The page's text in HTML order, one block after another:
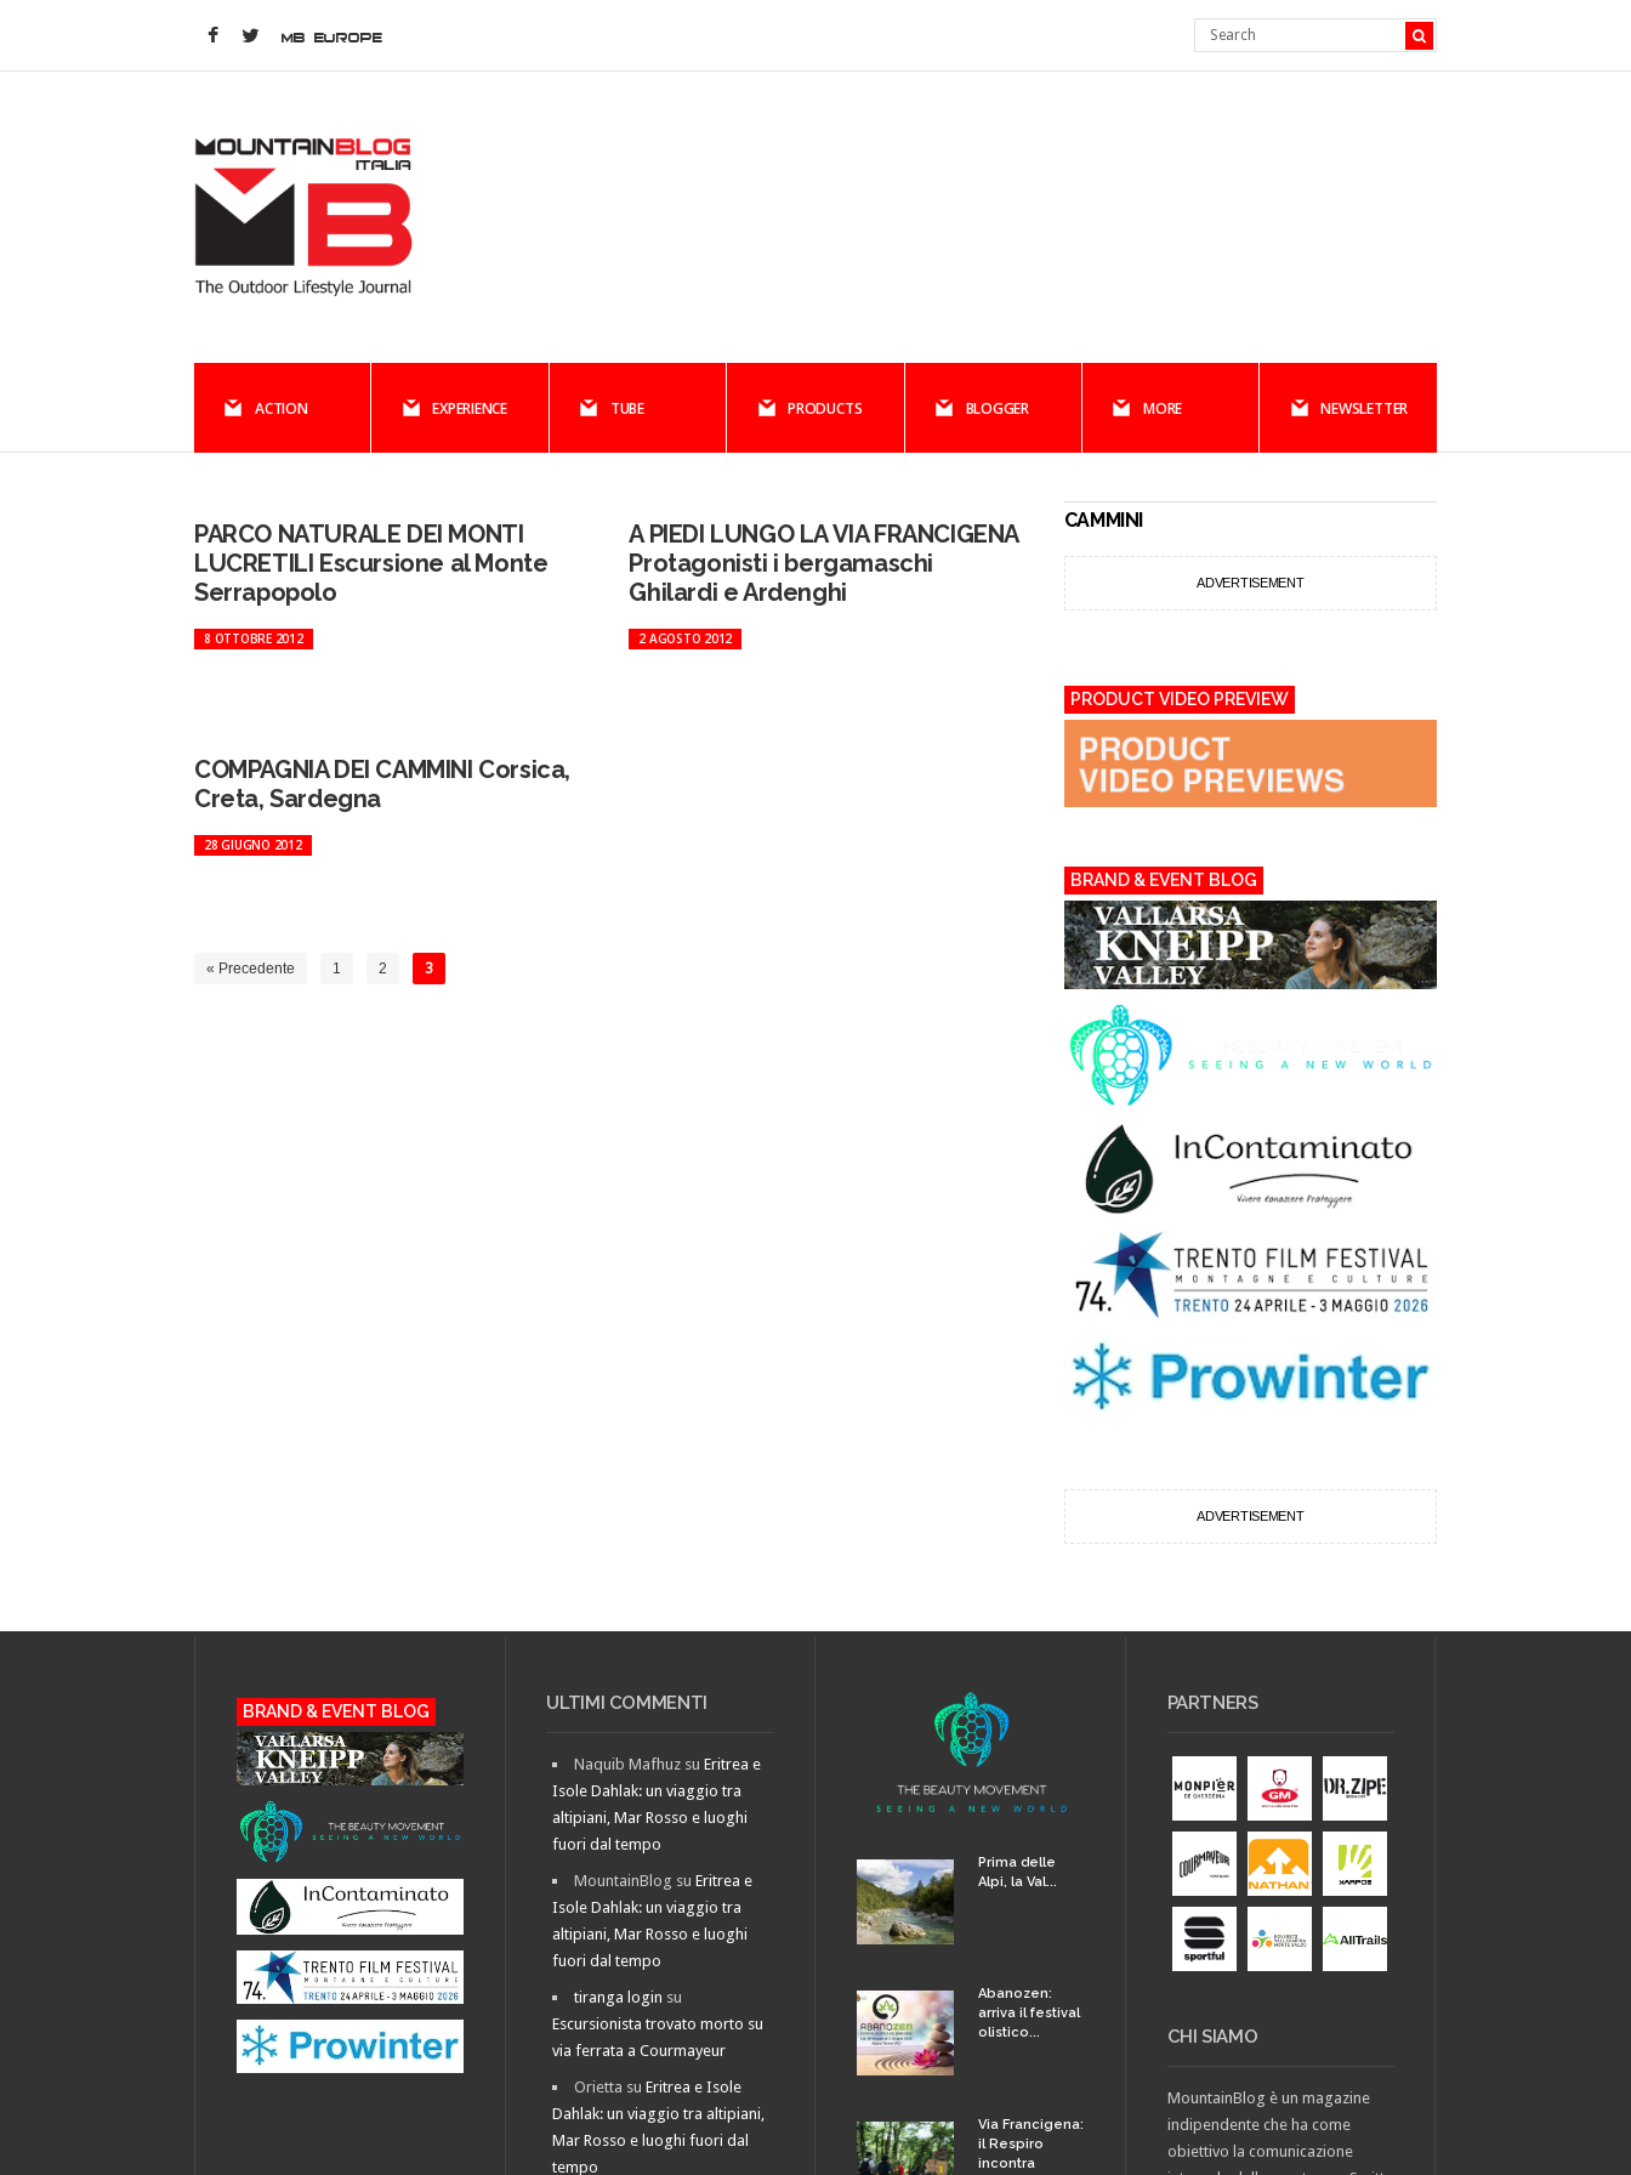
MB EUROPE
ACTION EXPERIENCE TUBE PRODUCTS BLOGGER MORE NEWSLETTER
PARCO NATURALE DEI MONTI
LUCRETILI Escursione al Monte
Serrapopolo
8 OTTOBRE 2012
A PIEDI LUNGO LA VIA FRANCIGENA
Protagonisti i bergamaschi
Ghilardi e Ardenghi
2 AGOSTO 2012
COMPAGNIA DEI CAMMINI Corsica,
Creta, Sardegna
28 GIUGNO 2012
« Precedente 1 2 3
CAMMINI
ADVERTISEMENT
PRODUCT VIDEO PREVIEW
BRAND & EVENT BLOG
ADVERTISEMENT
BRAND & EVENT BLOG ULTIMI COMMENTI
Naquib Mafhuz suEritrea e
Isole Dahlak: un viaggio tra
altipiani, Mar Rosso e luoghi
fuori dal tempo
MountainBlog suEritrea e
Isole Dahlak: un viaggio tra
altipiani, Mar Rosso e luoghi
fuori dal tempo
tiranga login su
Escursionista trovato morto su
via ferrata a Courmayeur
Orietta suEritrea e Isole
Dahlak: un viaggio tra altipiani,
Mar Rosso e luoghi fuori dal
tempo
Prima delle
Alpi, la Val...
Abanozen:
arriva il festival
olistico...
Via Francigena:
il Respiro
incontra
PARTNERS
CHI SIAMO
MountainBlog è un magazine
indipendente che ha come
obiettivo la comunicazione